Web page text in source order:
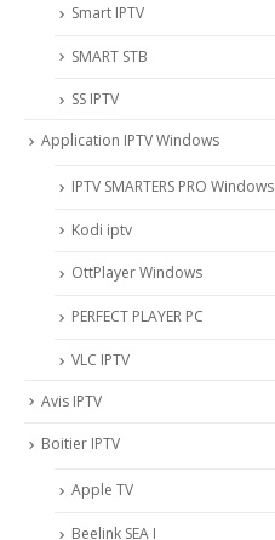
Smart IPTV
SMART STB
SS IPTV
Application IPTV Windows
IPTV SMARTERS PRO Windows
Kodi iptv
OttPlayer Windows
PERFECT PLAYER PC
VLC IPTV
Avis IPTV
Boitier IPTV
Apple TV
Beelink SEA I